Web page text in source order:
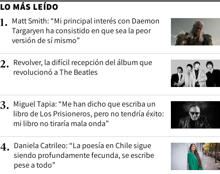
LO MÁS LEÍDO
1. Matt Smith: “Mi principal interés con Daemon
Targaryen ha consistido en que sea la peor
versión de sí mismo”
2. Revolver, la difícil recepción del álbum que
revolucionó a The Beatles
3. Miguel Tapia: “Me han dicho que escriba un
libro de Los Prisioneros, pero no tendría éxito:
mi libro no tiraría mala onda”
4. Daniela Catrileo: “La poesía en Chile sigue
siendo profundamente fecunda, se escribe
pese a todo”